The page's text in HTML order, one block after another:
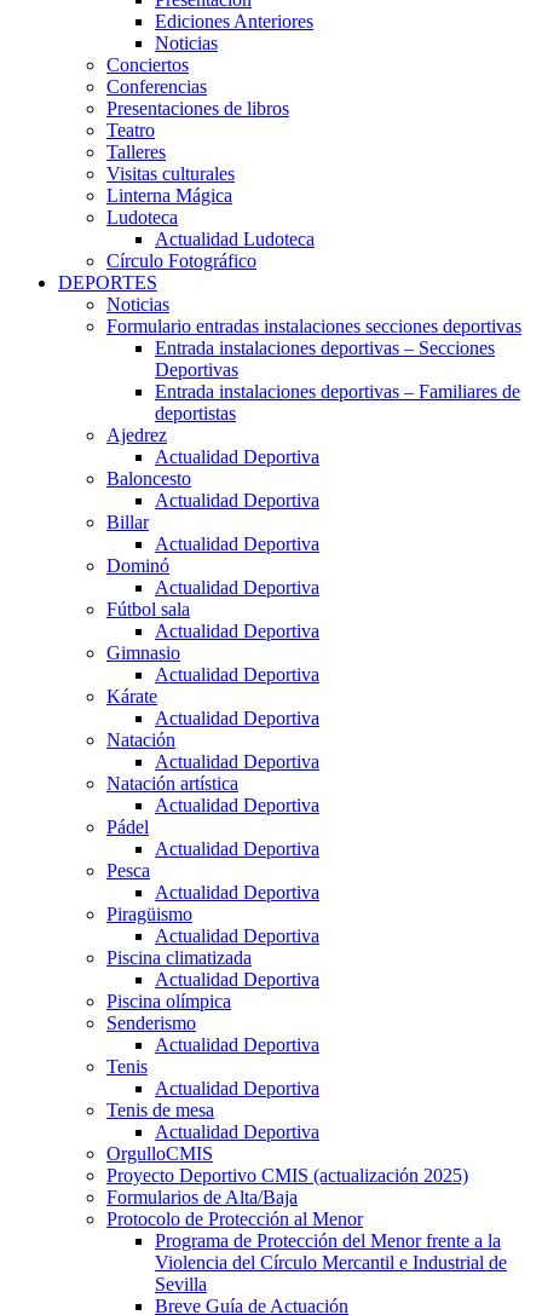
Ediciones Anteriores
Noticias
Conciertos
Conferencias
Presentaciones de libros
Teatro
Talleres
Visitas culturales
Linterna Mágica
Ludoteca
Actualidad Ludoteca
Círculo Fotográfico
DEPORTES
Noticias
Formulario entradas instalaciones secciones deportivas
Entrada instalaciones deportivas – Secciones
Deportivas
Entrada instalaciones deportivas – Familiares de
deportistas
Ajedrez
Actualidad Deportiva
Baloncesto
Actualidad Deportiva
Billar
Actualidad Deportiva
Dominó
Actualidad Deportiva
Fútbol sala
Actualidad Deportiva
Gimnasio
Actualidad Deportiva
Kárate
Actualidad Deportiva
Natación
Actualidad Deportiva
Natación artística
Actualidad Deportiva
Pádel
Actualidad Deportiva
Pesca
Actualidad Deportiva
Piragüismo
Actualidad Deportiva
Piscina climatizada
Actualidad Deportiva
Piscina olímpica
Senderismo
Actualidad Deportiva
Tenis
Actualidad Deportiva
Tenis de mesa
Actualidad Deportiva
OrgulloCMIS
Proyecto Deportivo CMIS (actualización 2025)
Formularios de Alta/Baja
Protocolo de Protección al Menor
Programa de Protección del Menor frente a la
Violencia del Círculo Mercantil e Industrial de
Sevilla
Breve Guía de Actuación